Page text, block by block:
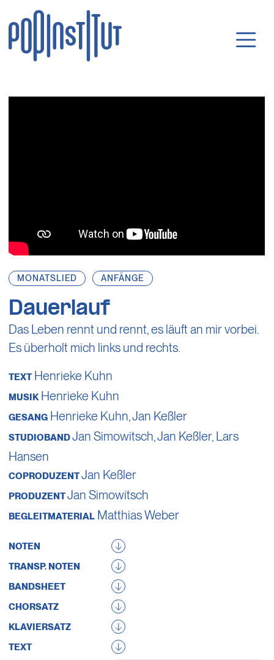
Direkt zum Inhalt wechseln
MONATSLIED ANFÄNGE
Dauerlauf
Das Leben rennt und rennt, es läuft an mir vorbei.
Es überholt mich links und rechts.
TEXT Henrieke Kuhn
MUSIK Henrieke Kuhn
GESANG Henrieke Kuhn,Jan Keßler
STUDIOBANDJan Simowitsch,Jan Keßler, Lars
Hansen
COPRODUZENTJan Keßler
PRODUZENTJan Simowitsch
BEGLEITMATERIAL Matthias Weber
NOTEN
TRANSP. NOTEN
BANDSHEET
CHORSATZ
KLAVIERSATZ
TEXT